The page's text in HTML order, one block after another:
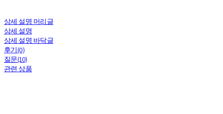
상세 설명 머리글
상세 설명
상세 설명 바닥글
후기(0)
질문(10)
관련 상품